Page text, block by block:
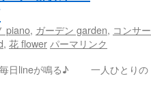
piano, ガーデン garden, コンサ
, 花 flower パーマリンク
日lineが鳴る♪ 一人ひとり